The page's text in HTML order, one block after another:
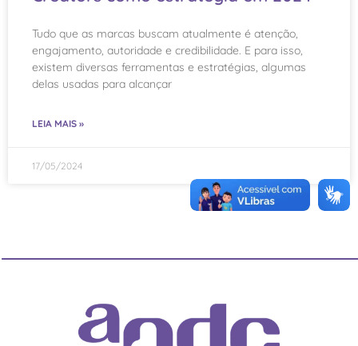
Tudo que as marcas buscam atualmente é atenção,
engajamento, autoridade e credibilidade. E para isso,
existem diversas ferramentas e estratégias, algumas
delas usadas para alcançar
LEIA MAIS »
17/05/2024